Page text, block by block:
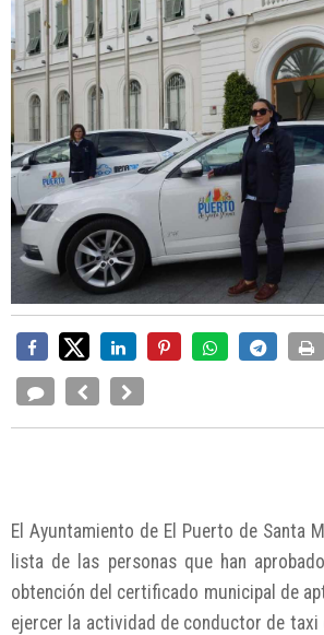
El Ayuntamiento de El Puerto de Santa
lista de las personas que han
obtención del certificado municipal de
ejercer la actividad de conductor de taxi